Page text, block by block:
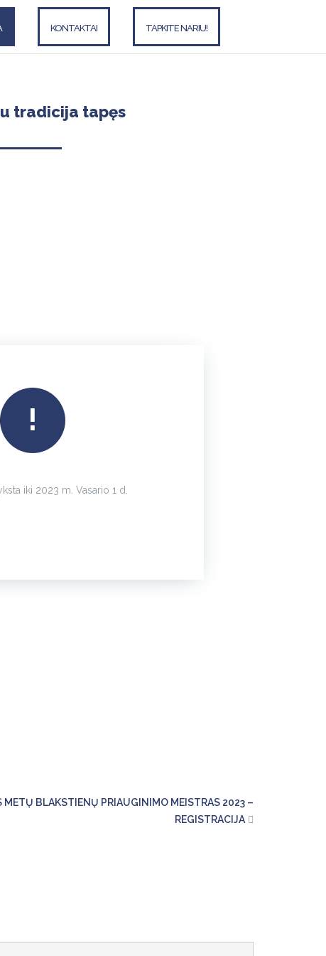
KONTAKTAI TAPKITE NARIU!
tradicija tapęs
!
iki 2023 m. Vasario 1 d.
METŲ BLAKSTIENŲ PRIAUGINIMO MEISTRAS 2023 –
REGISTRACIJA